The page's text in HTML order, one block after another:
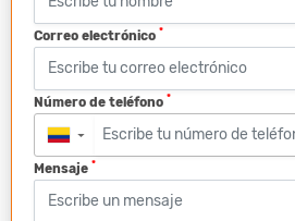
Correo electrónico *
Número de teléfono *
▼
Mensaje *